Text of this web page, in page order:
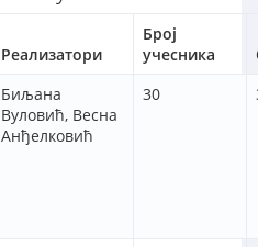
Реализатори
Број
учесника
Биљана
Вуловић, Весна
Анђелковић
30